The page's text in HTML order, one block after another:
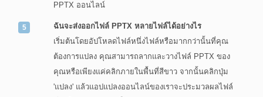
PPTX ออนไลน์
ฉันจะส่งออกไฟล์ PPTX หลายไฟล์ได้อย่างไร
เริ่มต้นโดยอัปโหลดไฟล์หนึ่งไฟล์หรือมากกว่านั้นที่คุณ
ต้องการแปลง คุณสามารถลากและวางไฟล์ PPTX ของ
คุณหรือเพียงแค่คลิกภายในพื้นที่สีขาว จากนั้นคลิกปุ่ม
'แปลง' แล้วแอปแปลงออนไลน์ของเราจะประมวลผลไฟล์